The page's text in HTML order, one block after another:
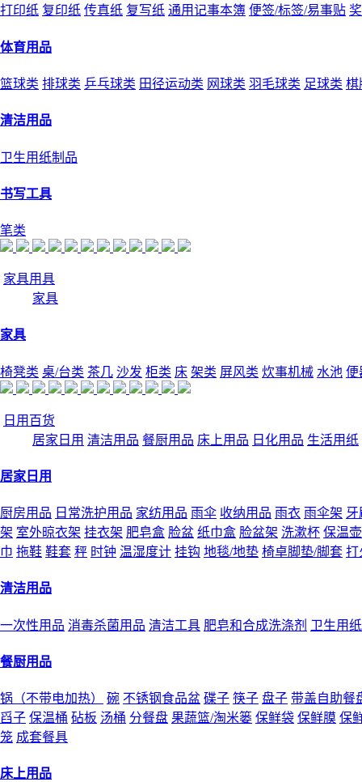
打印纸 复印纸 传真纸 复写纸 通用记事本簿 便签/标签/易事贴
体育用品
篮球类 排球类 乒乓球类 田径运动类 网球类 羽毛球类 足球类 棋
清洁用品
卫生用纸制品
书写工具
笔类
家具用具
家具
家具
椅凳类 桌/台类 茶几 沙发 柜类 床 架类 屏风类 炊事机械 水池 便
日用百货
居家日用 清洁用品 餐厨用品 床上用品 日化用品 生活用纸
居家日用
厨房用品 日常洗护用品 家纺用品 雨伞 收纳用品 雨衣 雨伞架 牙
架 室外晾衣架 挂衣架 肥皂盒 脸盆 纸巾盒 脸盆架 洗漱杯 保温
巾 拖鞋 鞋套 秤 时钟 温湿度计 挂钩 地毯/地垫 椅卓脚垫/脚套 打
清洁用品
一次性用品 消毒杀菌用品 清洁工具 肥皂和合成洗涤剂 卫生用
餐厨用品
锅（不带电加热） 碗 不锈钢食品盆 碟子 筷子 盘子 带盖自助餐
舀子 保温桶 砧板 汤桶 分餐盘 果蔬篮/淘米篓 保鲜袋 保鲜膜 保
笼 成套餐具
床上用品